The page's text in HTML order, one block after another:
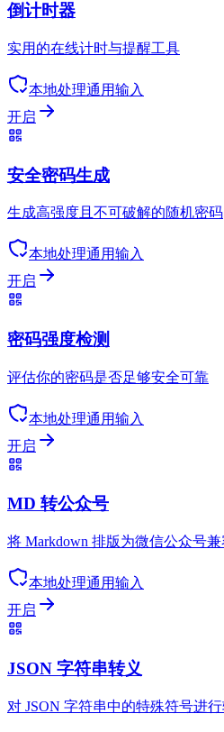
倒计时器
实用的在线计时与提醒工具
本地处理通用输入
开启
安全密码生成
生成高强度且不可破解的随机密码
本地处理通用输入
开启
密码强度检测
评估你的密码是否足够安全可靠
本地处理通用输入
开启
MD 转公众号
将 Markdown 排版为微信公众号
本地处理通用输入
开启
JSON 字符串转义
对 JSON 字符串中的特殊符号进行